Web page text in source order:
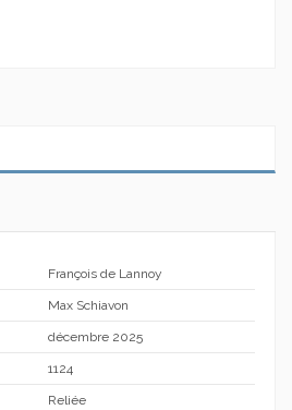
François de Lannoy
Max Schiavon
décembre 2025
1124
Reliée